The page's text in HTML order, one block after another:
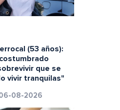
(53 años):
que se
vivir tranquilas"
08-2026